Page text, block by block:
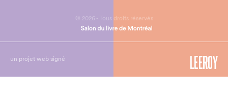
© 2026 - Tous droits réservés
un projet web signé